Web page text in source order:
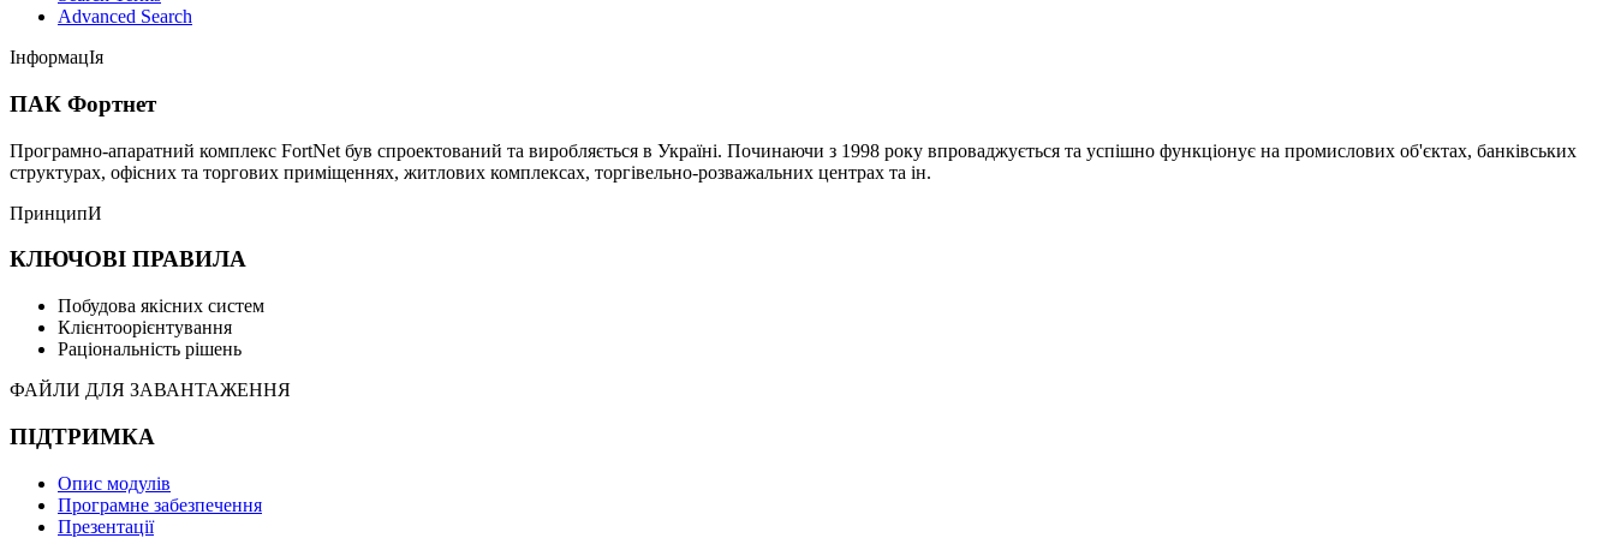
Advanced Search
ІнформацІя
ПАК Фортнет
Програмно-апаратний комплекс FortNet був спроектований та виробляється в Україні. Починаючи з 1998 року впроваджується та успішно функціонує на промислових об'єктах, банківських
структурах, офісних та торгових приміщеннях, житлових комплексах, торгівельно-розважальних центрах та ін.
ПринципИ
КЛЮЧОВІ ПРАВИЛА
Побудова якісних систем
Клієнтоорієнтування
Раціональність рішень
ФАЙЛИ ДЛЯ ЗАВАНТАЖЕННЯ
ПІДТРИМКА
Опис модулів
Програмне забезпечення
Презентації